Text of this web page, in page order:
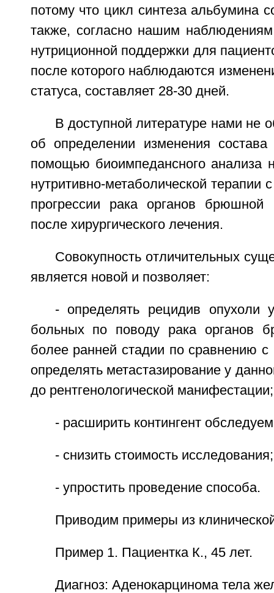
потому что цикл синтеза альбумина
также, согласно нашим
нутриционной поддержки для
после которого наблюдаются
статуса, составляет 28-30 дней.
В доступной литературе нами не
об определении изменения
помощью биоимпедансного анализа
нутритивно-метаболической терапии
прогрессии рака органов
после хирургического лечения.
Совокупность отличительных
является новой и позволяет:
- определять рецидив опухоли
больных по поводу рака органов
более ранней стадии по сравнению с
определять метастазирование у
до рентгенологической манифестации;
- расширить контингент
- снизить стоимость исследования;
- упростить проведение способа.
Приводим примеры из
Пример 1. Пациентка К., 45 лет.
Диагноз: Аденокарцинома тела